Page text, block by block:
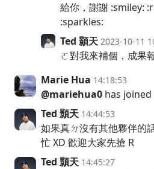
給你，謝謝 :smiley:
:sparkles:
Ted 顥天 2023-10-11
ㄛ對我來補個，成果
Marie Hua 14:18:53
@mariehua0 has
Ted 顥天 14:44:53
如果真ㄉ沒有其他夥伴的
忙 XD 歡迎大家先搶 R
Ted 顥天 14:45:27